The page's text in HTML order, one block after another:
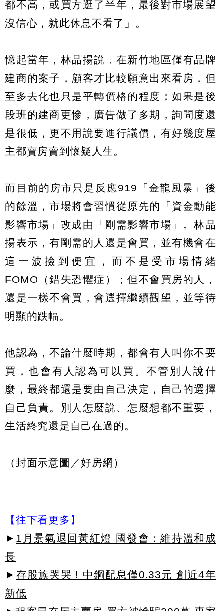
都不高，或買方逛了半年，最後對市場展望
沒信心，就此休息不看了」。
憶起當年，林品揚說，在新竹地區僅有品牌
建商的案子，顧客才比較願意出來看房，但
至多去化也只是平轉價格的程度；如果是後
段班的建商更慘，廣告做了多期，詢問度還
是很低，更不用說要進行議價，有好幾度屋
主都賣房賣到懷疑人生。
而目前的房市只是反應919「金龍風暴」後
的餘溫，市場將會習慣從原先的「資金動能
影響市場」改成由「剛需影響市場」。林品
揚表示，有剛需的人還是會買，並有機會在
這一波撿到便宜，而不是受市場情緒
FOMO（錯失恐懼症）；但不會買房的人，
還是一樣不會買，會選擇繼續觀望，並等待
明顯的跌幅。
他認為，不論什麼時期，都會有人叫你不要
買，也會有人認為可以買。不管別人說什
麼，最終都還是要由自己決定，自己的選擇
自己負責。別人怎麼說、怎麼想都不重要，
生活終究還是自己在過的。
（封面示意圖／好房網）
【往下看更多】
► 1月景氣退回黃紅燈 國發會：維持溫和成
長
► 存股族哭哭！中鋼配息僅0.33元 創近4年
新低